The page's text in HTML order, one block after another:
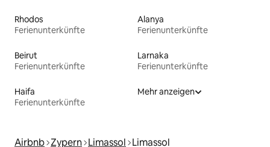
Rhodos
Ferienunterkünfte
Alanya
Ferienunterkünfte
Beirut
Ferienunterkünfte
Larnaka
Ferienunterkünfte
Haifa
Ferienunterkünfte
Mehr anzeigen
Airbnb Zypern Limassol Limassol